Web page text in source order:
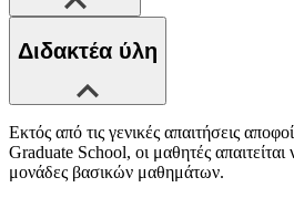
Διδακτέα ύλη
Εκτός από τις γενικές απαιτήσεις
Graduate School, οι μαθητές
μονάδες βασικών μαθημάτων.